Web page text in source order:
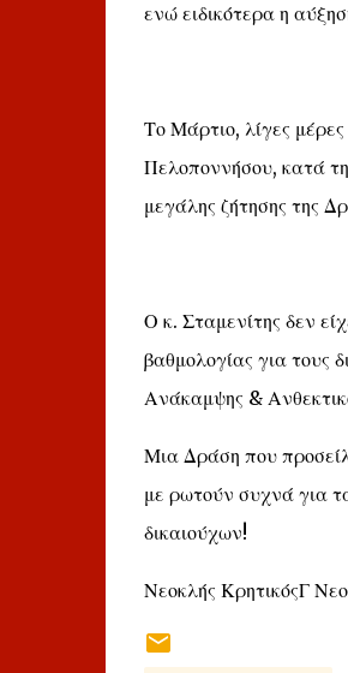
ενώ ειδικότερα η
Το Μάρτιο, λίγες
Πελοποννήσου, κατά
μεγάλης ζήτησης της
Ο κ. Σταμενίτης δεν
βαθμολογίας για τους
Ανάκαμψης &
Μια Δράση που
με ρωτούν συχνά για
δικαιούχων!
Νεοκλής ΚρητικόςΓ